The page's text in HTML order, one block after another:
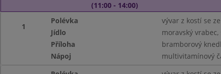
(11:00 - 14:00)
1
Polévka
vývar z kostí se
Jídlo
moravský
Příloha
bramborový
Nápoj
multivitamínový